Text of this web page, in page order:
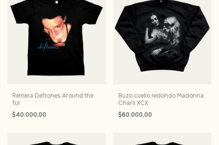
Remera Deftones Around the
fur
$40.000,00
Buzo cuello redondo Madonna
Charli XCX
$60.000,00